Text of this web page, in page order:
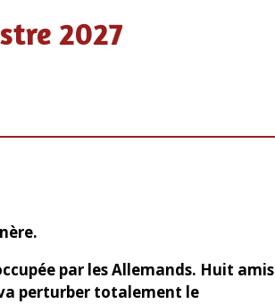
2027
par les Allemands. Huit amis
perturber totalement le